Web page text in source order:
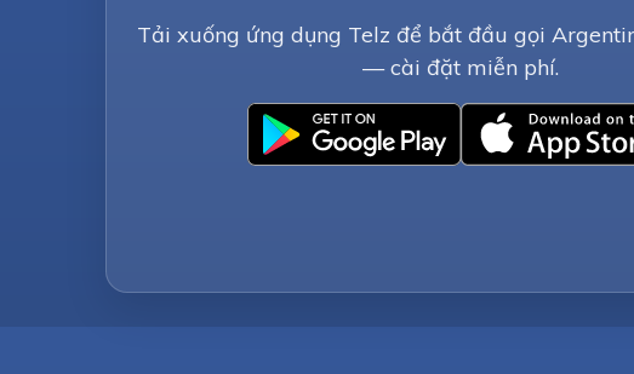
Tải xuống ứng dụng Telz để bắt đầu gọi
— cài đặt miễn phí.